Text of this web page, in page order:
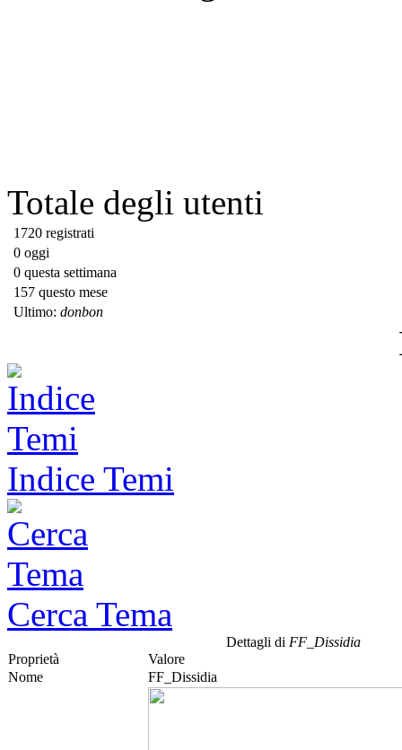
Totale degli utenti
1720 registrati
0 oggi
0 questa settimana
157 questo mese
Ultimo: donbon
Indice Temi
Cerca Tema
Dettagli di FF_Dissidia
Proprietà
Valore
Nome
FF_Dissidia